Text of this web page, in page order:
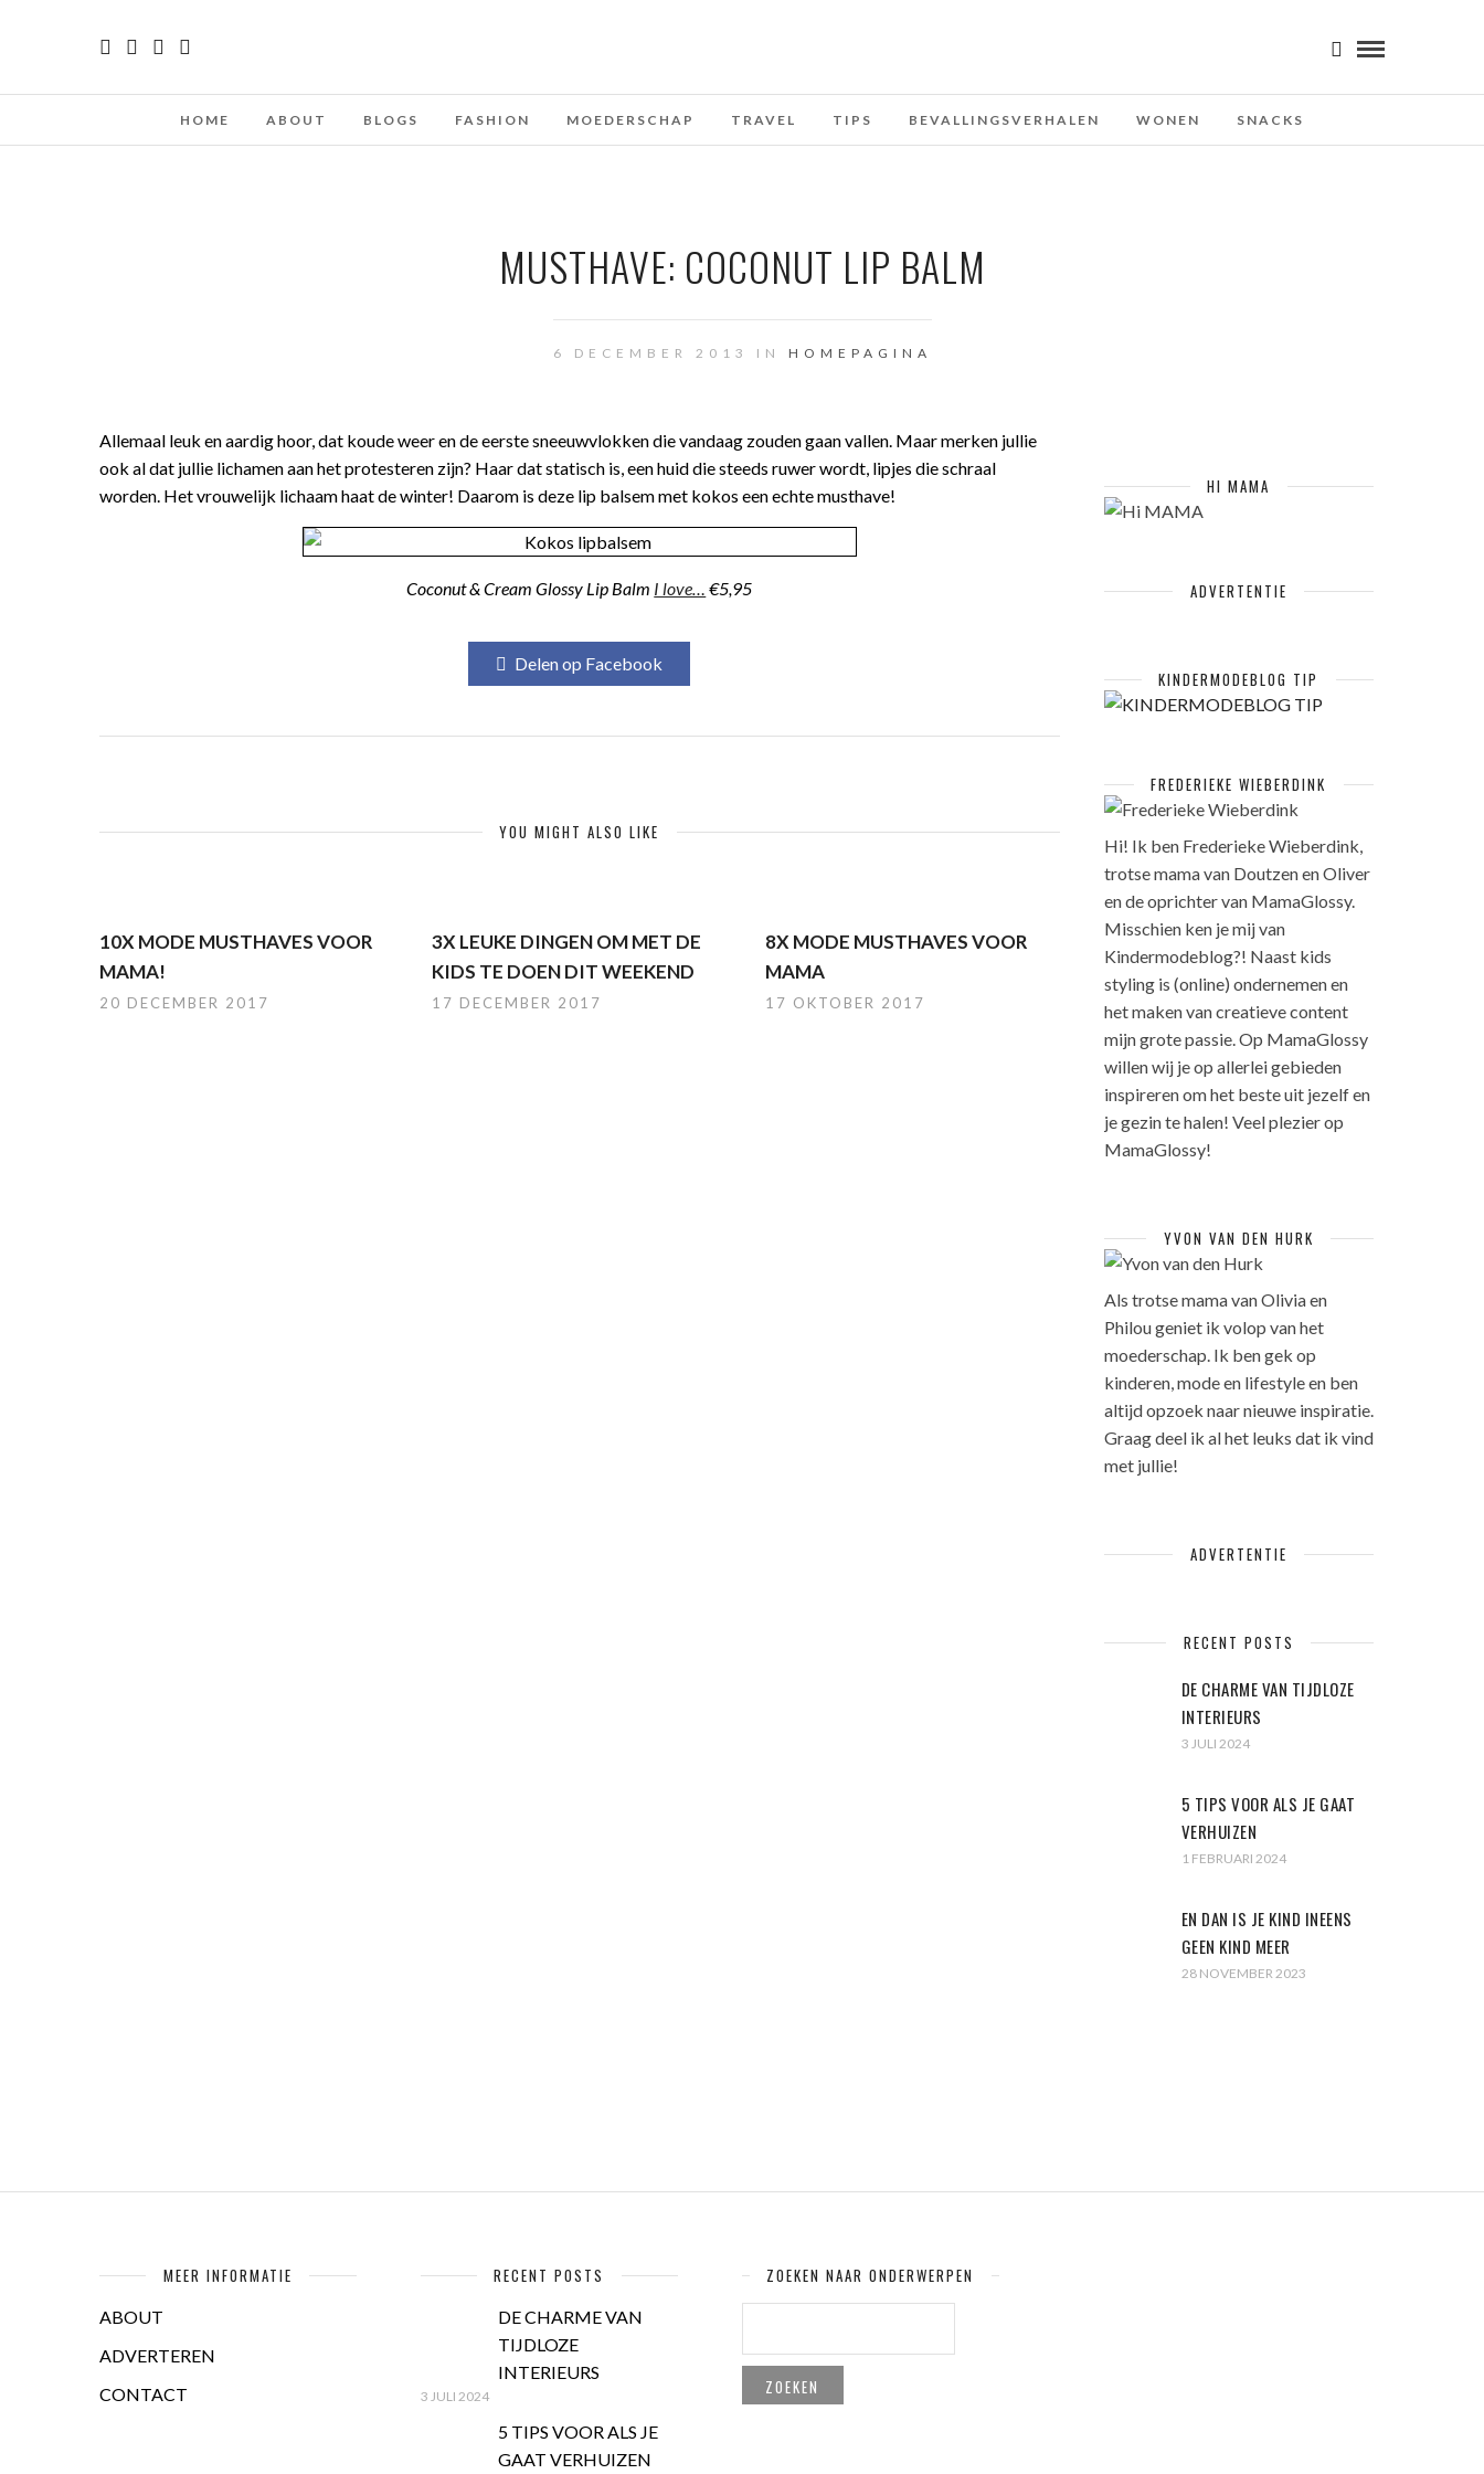
HOME ABOUT BLOGS FASHION MOEDERSCHAP TRAVEL TIPS BEVALLINGSVERHALEN WONEN SNACKS
MUSTHAVE: COCONUT LIP BALM
6 DECEMBER 2013 IN HOMEPAGINA
Allemaal leuk en aardig hoor, dat koude weer en de eerste sneeuwvlokken die vandaag zouden gaan vallen. Maar merken jullie
ook al dat jullie lichamen aan het protesteren zijn? Haar dat statisch is, een huid die steeds ruwer wordt, lipjes die schraal
worden. Het vrouwelijk lichaam haat de winter! Daarom is deze lip balsem met kokos een echte musthave!
Coconut & Cream Glossy Lip Balm I love… €5,95
Delen op Facebook
YOU MIGHT ALSO LIKE
10X MODE MUSTHAVES VOOR
MAMA!
20 DECEMBER 2017
3X LEUKE DINGEN OM MET DE
KIDS TE DOEN DIT WEEKEND
17 DECEMBER 2017
8X MODE MUSTHAVES VOOR
MAMA
17 OKTOBER 2017
HI MAMA
ADVERTENTIE
KINDERMODEBLOG TIP
FREDERIEKE WIEBERDINK
Hi! Ik ben Frederieke Wieberdink,
trotse mama van Doutzen en Oliver
en de oprichter van MamaGlossy.
Misschien ken je mij van
Kindermodeblog?! Naast kids
styling is (online) ondernemen en
het maken van creatieve content
mijn grote passie. Op MamaGlossy
willen wij je op allerlei gebieden
inspireren om het beste uit jezelf en
je gezin te halen! Veel plezier op
MamaGlossy!
YVON VAN DEN HURK
Als trotse mama van Olivia en
Philou geniet ik volop van het
moederschap. Ik ben gek op
kinderen, mode en lifestyle en ben
altijd opzoek naar nieuwe inspiratie.
Graag deel ik al het leuks dat ik vind
met jullie!
ADVERTENTIE
RECENT POSTS
DE CHARME VAN TIJDLOZE
INTERIEURS
3 JULI 2024
5 TIPS VOOR ALS JE GAAT
VERHUIZEN
1 FEBRUARI 2024
EN DAN IS JE KIND INEENS
GEEN KIND MEER
28 NOVEMBER 2023
MEER INFORMATIE
ABOUT
ADVERTEREN
CONTACT
RECENT POSTS
DE CHARME VAN
TIJDLOZE
INTERIEURS
3 JULI 2024
5 TIPS VOOR ALS JE
GAAT VERHUIZEN
ZOEKEN NAAR ONDERWERPEN